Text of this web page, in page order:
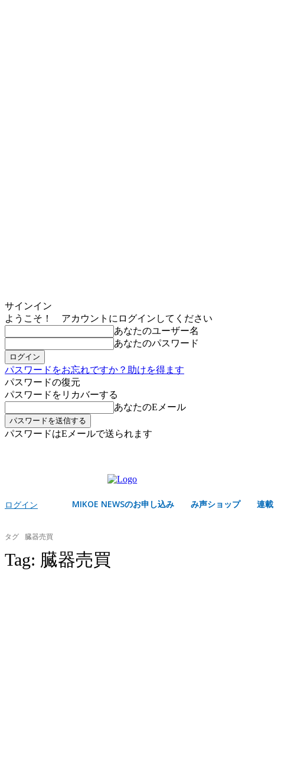
サインイン
ようこそ！ アカウントにログインしてください
あなたのユーザー名
あなたのパスワード
パスワードをお忘れですか？助けを得ます
パスワードの復元
パスワードをリカバーする
あなたのEメール
パスワードはEメールで送られます
ログイン MIKOE NEWSのお申し込み み声ショップ 連載
タグ 臓器売買
Tag: 臓器売買